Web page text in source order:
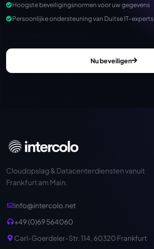
Hoogste beveiligingsnormen voor uw gegevens
Persoonlijke ondersteuning van Duitse IT-experts
Nu beveiligen
Cloudopslag & Datacenterdiensten vanuit
Frankfurt am Main.
info@intercolo.net
+49 (0)69 564060
Carl-Goerdeler-Str. 114, 60320 Frankfurt